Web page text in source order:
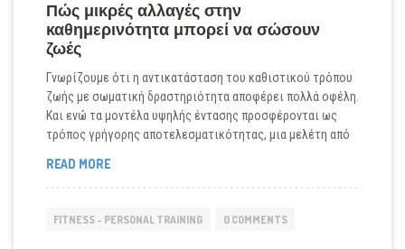
Πώς μικρές αλλαγές στην
καθημερινότητα μπορεί να σώσουν
ζωές
Γνωρίζουμε ότι η αντικατάσταση του καθιστικού τρόπου
ζωής με σωματική δραστηριότητα αποφέρει πολλά οφέλη.
Και ενώ τα μοντέλα υψηλής έντασης προσφέρονται ως
τρόπος γρήγορης αποτελεσματικότητας, μια μελέτη από
READ MOREΠΏΣ
ΣΤΗΝ
FITNESS - PERSONAL TRAINING 0 COMMENTS